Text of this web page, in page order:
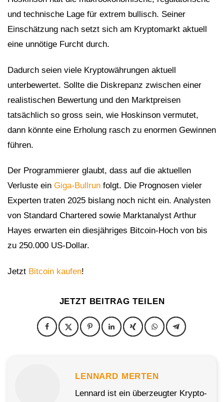
und technische Lage für extrem bullisch. Seiner
Einschätzung nach setzt sich am Kryptomarkt aktuell
eine unnötige Furcht durch.
Dadurch seien viele Kryptowährungen aktuell
unterbewertet. Sollte die Diskrepanz zwischen einer
realistischen Bewertung und den Marktpreisen
tatsächlich so gross sein, wie Hoskinson vermutet,
dann könnte eine Erholung rasch zu enormen Gewinnen
führen.
Der Programmierer glaubt, dass auf die aktuellen
Verluste ein Giga-Bullrun folgt. Die Prognosen vieler
Experten traten 2025 bislang noch nicht ein. Analysten
von Standard Chartered sowie Marktanalyst Arthur
Hayes erwarten ein diesjähriges Bitcoin-Hoch von bis
zu 250.000 US-Dollar.
Jetzt Bitcoin kaufen!
JETZT BEITRAG TEILEN
LENNARD MERTEN
Lennard ist ein überzeugter Krypto-